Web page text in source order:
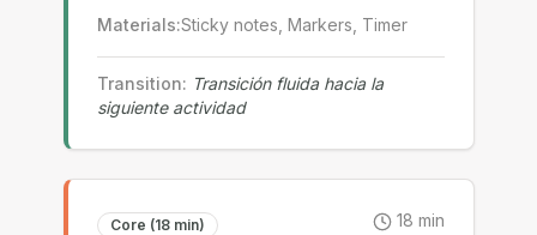
Materials:Sticky notes, Markers, Timer
Transition: Transición fluida hacia la
siguiente actividad
Core (18 min) 18 min